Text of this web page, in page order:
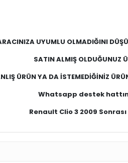
UYUMLU OLMADIĞINI
SATIN ALMIŞ OLDUĞUNUZ
ÜRÜN YA DA İSTEMEDİĞİNİZ
Whatsapp destek
Renault Clio 3 2009